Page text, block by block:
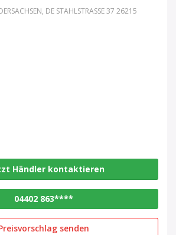
DE STAHLSTRASSE 37 26215
Händler kontaktieren
04402 863****
senden